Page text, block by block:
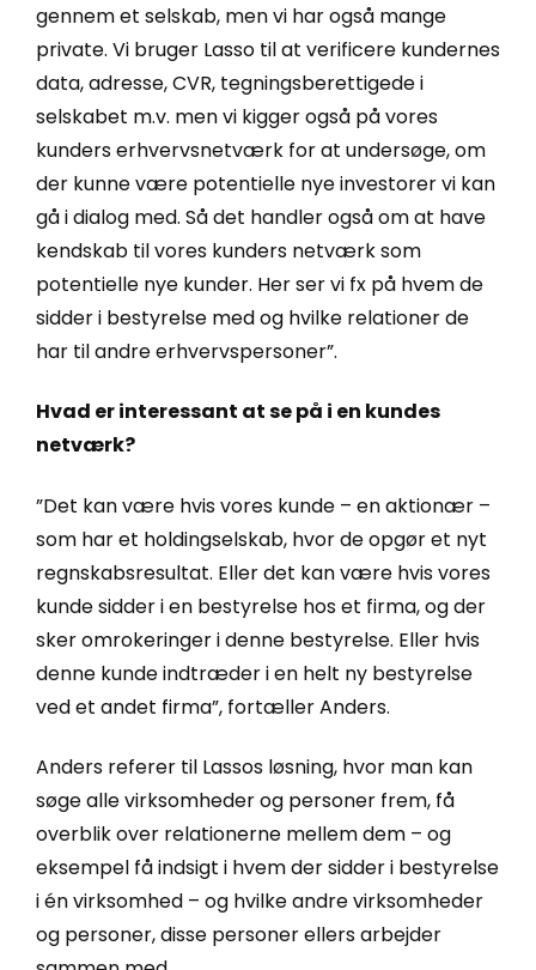
gennem et selskab, men vi har også mange
private. Vi bruger Lasso til at verificere kundernes
data, adresse, CVR, tegningsberettigede i
selskabet m.v. men vi kigger også på vores
kunders erhvervsnetværk for at undersøge, om
der kunne være potentielle nye investorer vi kan
gå i dialog med. Så det handler også om at have
kendskab til vores kunders netværk som
potentielle nye kunder. Her ser vi fx på hvem de
sidder i bestyrelse med og hvilke relationer de
har til andre erhvervspersoner”.
Hvad er interessant at se på i en kundes
netværk?
”Det kan være hvis vores kunde – en aktionær –
som har et holdingselskab, hvor de opgør et nyt
regnskabsresultat. Eller det kan være hvis vores
kunde sidder i en bestyrelse hos et firma, og der
sker omrokeringer i denne bestyrelse. Eller hvis
denne kunde indtræder i en helt ny bestyrelse
ved et andet firma”, fortæller Anders.
Anders referer til Lassos løsning, hvor man kan
søge alle virksomheder og personer frem, få
overblik over relationerne mellem dem – og
eksempel få indsigt i hvem der sidder i bestyrelse
i én virksomhed – og hvilke andre virksomheder
og personer, disse personer ellers arbejder